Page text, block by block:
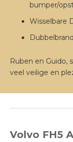
bumper/
Wisselbare
Ruben en Guido,
veel veilige en
Volvo FH5